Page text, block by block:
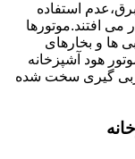
استفاده
افتند.موتورها
ها و بخارهای
هود آشپزخانه
گیری سخت شده